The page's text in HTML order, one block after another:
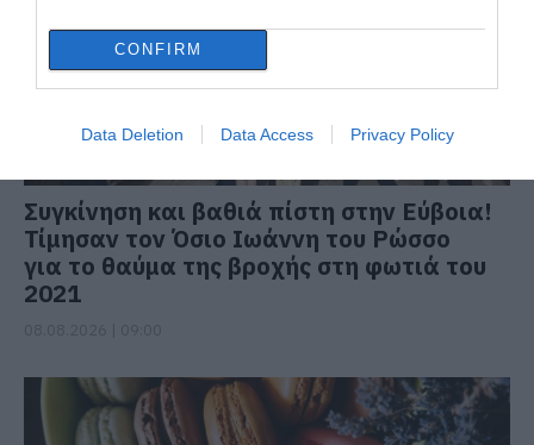
CONFIRM
Data Deletion Data Access Privacy Policy
Συγκίνηση και βαθιά πίστη στην Εύβοια!
Τίμησαν τον Όσιο Ιωάννη του Ρώσσο
για το θαύμα της βροχής στη φωτιά του
2021